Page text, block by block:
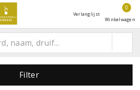
Verlanglijst
0
Winkelwagen
Filter